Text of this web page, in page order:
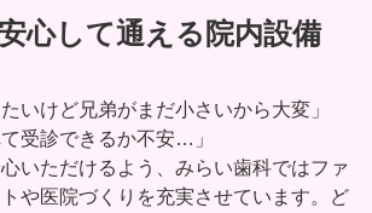
心して通える院内設備
いけど兄弟がまだ小さいから大変」
て受診できるか不安…」
いただけるよう、みらい歯科ではファ
や医院づくりを充実させています。ど